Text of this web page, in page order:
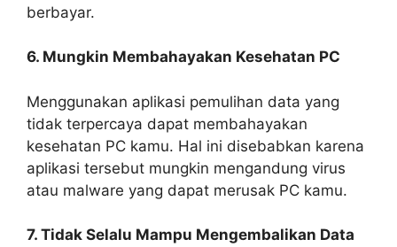
berbayar.
6. Mungkin Membahayakan Kesehatan PC
Menggunakan aplikasi pemulihan data yang
tidak terpercaya dapat membahayakan
kesehatan PC kamu. Hal ini disebabkan karena
aplikasi tersebut mungkin mengandung virus
atau malware yang dapat merusak PC kamu.
7. Tidak Selalu Mampu Mengembalikan Data